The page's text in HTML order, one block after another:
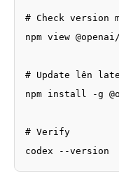
# Check version
npm view
# Update lên
npm install -g
# Verify
codex --version